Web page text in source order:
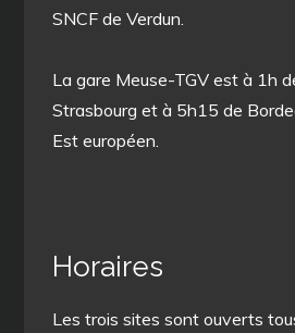
SNCF de Verdun.
La gare Meuse-TGV est à 1h
Strasbourg et à 5h15 de
Est européen.
Horaires
Les trois sites sont ouverts